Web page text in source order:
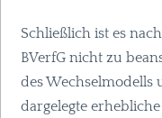
Schließlich ist es
BVerfG nicht zu
des Wechselmodells
dargelegte